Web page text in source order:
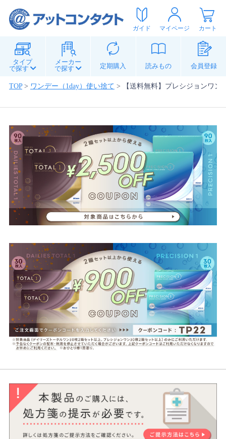
ガイド マイページ カート
タイプ
で探す
メーカー
で探す
定期購入 読みもの 会員登録
TOP> ワンデー（1day）使い捨て > 【送料無料】プレシジョンワン